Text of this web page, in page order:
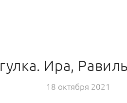
Ира,
18 октября 2021